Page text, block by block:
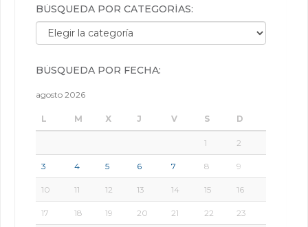
BÚSQUEDA POR CATEGORÍAS:
Búsqueda por categorías:
BÚSQUEDA POR FECHA:
agosto 2026
L M X J V S D
1 2
3 4 5 6 7 8 9
10 11 12 13 14 15 16
17 18 19 20 21 22 23